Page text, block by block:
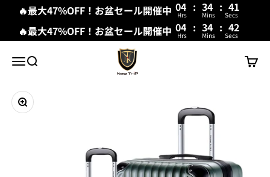
🔥最大47%OFF！お盆セール開催中 04 : 34 : 40
Hrs Mins Secs
🔥最大47%OFF！お盆セール開催中 04 : 34 : 41
Hrs Mins Secs
メニュー
検索
New Trip
カート
ズームイン